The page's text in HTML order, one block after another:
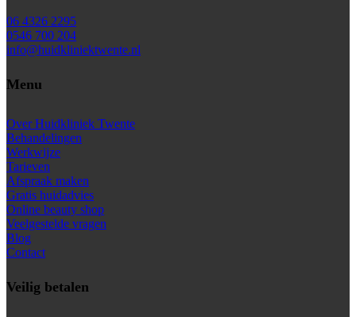
06 4326 2295
0546 700 204
info@huidkliniektwente.nl
Menu
Over Huidkliniek Twente
Behandelingen
Werkwijze
Tarieven
Afspraak maken
Gratis huidadvies
Online beauty shop
Veelgestelde vragen
Blog
Contact
Veilig betalen